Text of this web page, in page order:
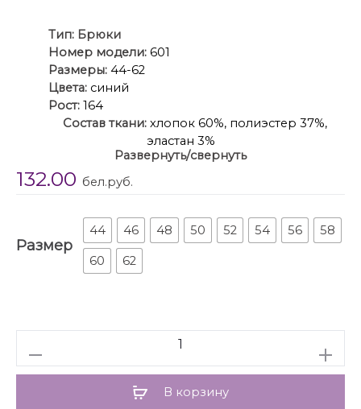
Тип: Брюки
Номер модели: 601
Размеры: 44-62
Цвета: синий
Рост: 164
Состав ткани: хлопок 60%, полиэстер 37%,
эластан 3%
Брюки-палаццо,средней ширины,
выполнены с карманами с отрезным бочком в
вытачки. Длина по боковому шву 108 см.
Развернуть/свернуть
132.00 бел.руб.
Размер
44 46 48 50 52 54 56 58
60 62
В корзину